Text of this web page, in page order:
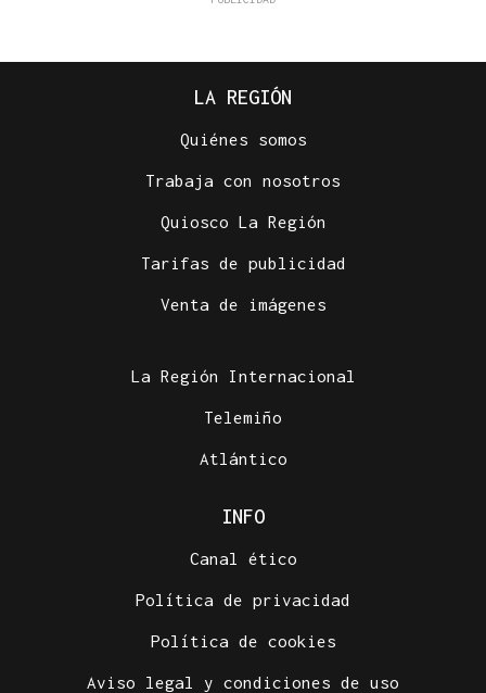
LA REGIÓN
Quiénes somos
Trabaja con nosotros
Quiosco La Región
Tarifas de publicidad
Venta de imágenes
La Región Internacional
Telemiño
Atlántico
INFO
Canal ético
Política de privacidad
Política de cookies
Aviso legal y condiciones de uso